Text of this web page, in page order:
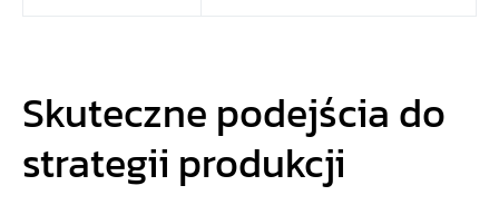
Skuteczne podejścia do
strategii produkcji